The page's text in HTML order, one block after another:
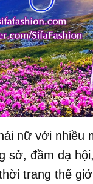
nữ với nhiều
sở, đầm dạ
trang thế